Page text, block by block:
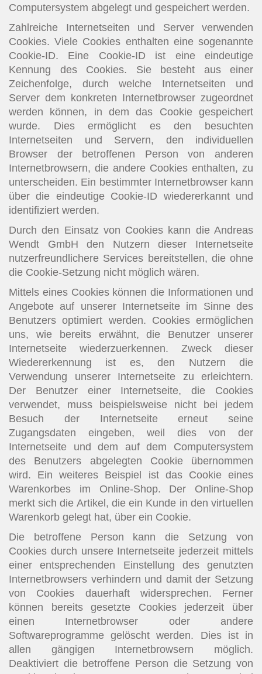
Computersystem abgelegt und gespeichert werden.
Zahlreiche Internetseiten und Server verwenden
Cookies. Viele Cookies enthalten eine sogenannte
Cookie-ID. Eine Cookie-ID ist eine eindeutige
Kennung des Cookies. Sie besteht aus einer
Zeichenfolge, durch welche Internetseiten und
Server dem konkreten Internetbrowser zugeordnet
werden können, in dem das Cookie gespeichert
wurde. Dies ermöglicht es den besuchten
Internetseiten und Servern, den individuellen
Browser der betroffenen Person von anderen
Internetbrowsern, die andere Cookies enthalten, zu
unterscheiden. Ein bestimmter Internetbrowser kann
über die eindeutige Cookie-ID wiedererkannt und
identifiziert werden.
Durch den Einsatz von Cookies kann die Andreas
Wendt GmbH den Nutzern dieser Internetseite
nutzerfreundlichere Services bereitstellen, die ohne
die Cookie-Setzung nicht möglich wären.
Mittels eines Cookies können die Informationen und
Angebote auf unserer Internetseite im Sinne des
Benutzers optimiert werden. Cookies ermöglichen
uns, wie bereits erwähnt, die Benutzer unserer
Internetseite wiederzuerkennen. Zweck dieser
Wiedererkennung ist es, den Nutzern die
Verwendung unserer Internetseite zu erleichtern.
Der Benutzer einer Internetseite, die Cookies
verwendet, muss beispielsweise nicht bei jedem
Besuch der Internetseite erneut seine
Zugangsdaten eingeben, weil dies von der
Internetseite und dem auf dem Computersystem
des Benutzers abgelegten Cookie übernommen
wird. Ein weiteres Beispiel ist das Cookie eines
Warenkorbes im Online-Shop. Der Online-Shop
merkt sich die Artikel, die ein Kunde in den virtuellen
Warenkorb gelegt hat, über ein Cookie.
Die betroffene Person kann die Setzung von
Cookies durch unsere Internetseite jederzeit mittels
einer entsprechenden Einstellung des genutzten
Internetbrowsers verhindern und damit der Setzung
von Cookies dauerhaft widersprechen. Ferner
können bereits gesetzte Cookies jederzeit über
einen Internetbrowser oder andere
Softwareprogramme gelöscht werden. Dies ist in
allen gängigen Internetbrowsern möglich.
Deaktiviert die betroffene Person die Setzung von